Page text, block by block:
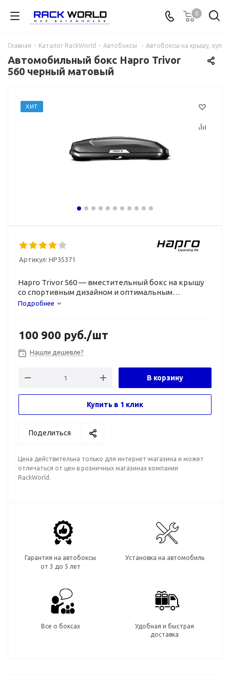
0
Главная - Каталог RackWorld - Автобоксы - Автобоксы на крышу,
Автомобильный бокс Hapro Trivor
560 черный матовый
ХИТ
Артикул: HP35371
Hapro Trivor 560 — вместительный бокс на крышу
со спортивным дизайном и оптимальным
удобством использования.
Подробнее
100 900 руб./шт
Нашли дешевле?
В корзину
Купить в 1 клик
Поделиться
Цена действительна только для интернет-магазина и может
отличаться от цен в розничных магазинах компании
RackWorld.
Гарантия на автобоксы
от 3 до 5 лет
Установка на автомобиль
Все о боксах
Удобная и быстрая
доставка